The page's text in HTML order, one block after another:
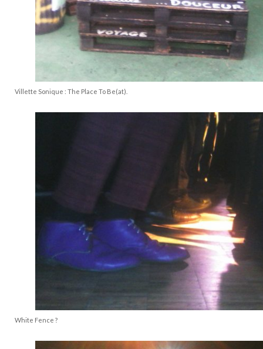
Villette Sonique : The Place To Be(at).
White Fence ?